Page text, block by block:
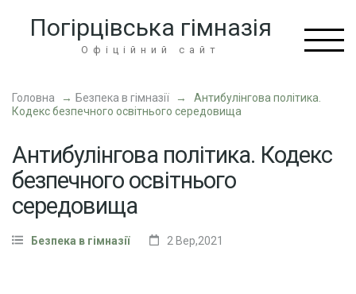
Enter)
Погірцівська гімназія
Офіційний сайт
Головна → Безпека в гімназії →
Антибулінгова політика.
Кодекс безпечного освітнього середовища
Антибулінгова політика. Кодекс
безпечного освітнього
середовища
Безпека в гімназії 2 Вер,2021